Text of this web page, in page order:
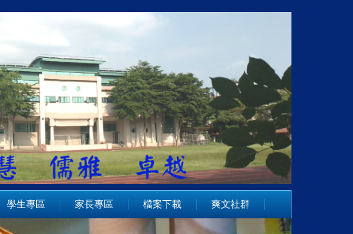
學生專區 家長專區 檔案下載 爽文社群